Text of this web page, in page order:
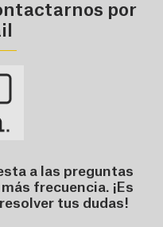
por
a las preguntas
frecuencia. ¡Es
tus dudas!